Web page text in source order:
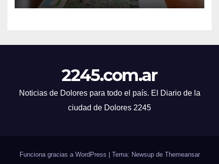
2245.com.ar
Noticias de Dolores para todo el país. El Diario de la
ciudad de Dolores 2245
Funciona gracias a WordPress Tema: Newsup de Themeansar